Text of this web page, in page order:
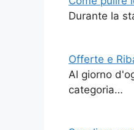
Durante la
Offerte e
Al giorno
categoria…